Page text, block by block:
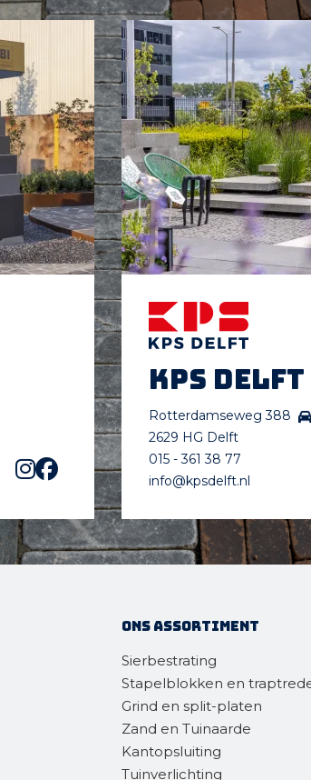
KPS Delft
Rotterdamseweg 388
2629 HG Delft
015 - 361 38 77
info@kpsdelft.nl
Ons assortiment
Sierbestrating
Stapelblokken en
Grind en split-platen
Zand en Tuinaarde
Kantopsluiting
Tuinverlichting